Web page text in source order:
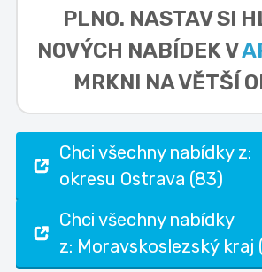
PLNO. NASTAV SI
NOVÝCH NABÍDEK V
MRKNI NA VĚTŠÍ
Chci všechny nabídky z:
okresu Ostrava (83)
Chci všechny nabídky
z: Moravskoslezský kraj